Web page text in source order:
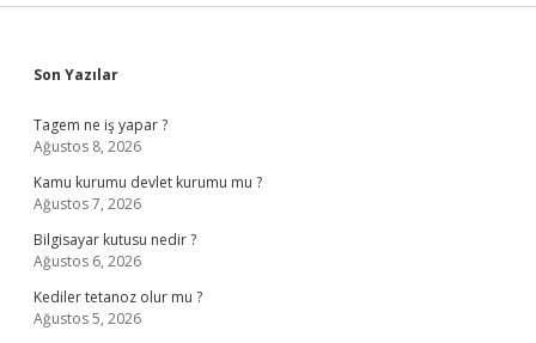
Sidebar
Son Yazılar
Tagem ne iş yapar ?
Ağustos 8, 2026
Kamu kurumu devlet kurumu mu ?
Ağustos 7, 2026
Bilgisayar kutusu nedir ?
Ağustos 6, 2026
Kediler tetanoz olur mu ?
Ağustos 5, 2026